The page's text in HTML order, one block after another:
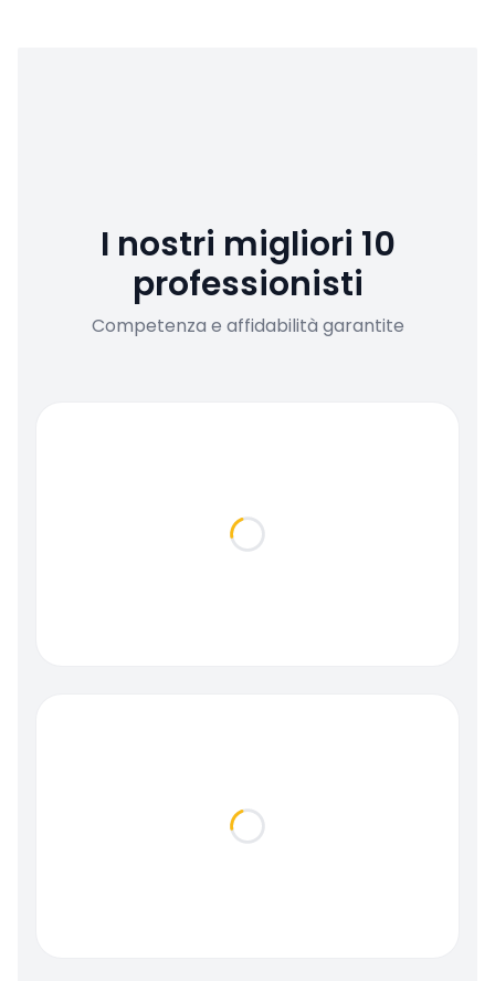
I nostri migliori 10
professionisti
Competenza e affidabilità garantite
Loading...
Loading...